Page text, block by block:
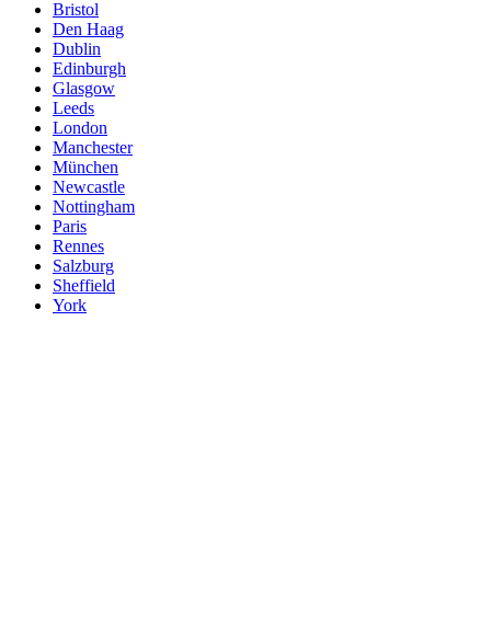
Bristol
Den Haag
Dublin
Edinburgh
Glasgow
Leeds
London
Manchester
München
Newcastle
Nottingham
Paris
Rennes
Salzburg
Sheffield
York